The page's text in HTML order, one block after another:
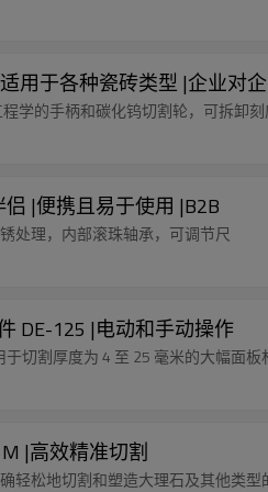
用于各种瓷砖类型 |企业对
学的手柄和碳化钨切割轮，可拆卸刻
侣 |便携且易于使用 |B2B
处理，内部滚珠轴承，可调节尺
DE-125 |电动和手动操作
切割厚度为 4 至 25 毫米的大幅面板
|高效精准切割
轻松地切割和塑造大理石及其他类型